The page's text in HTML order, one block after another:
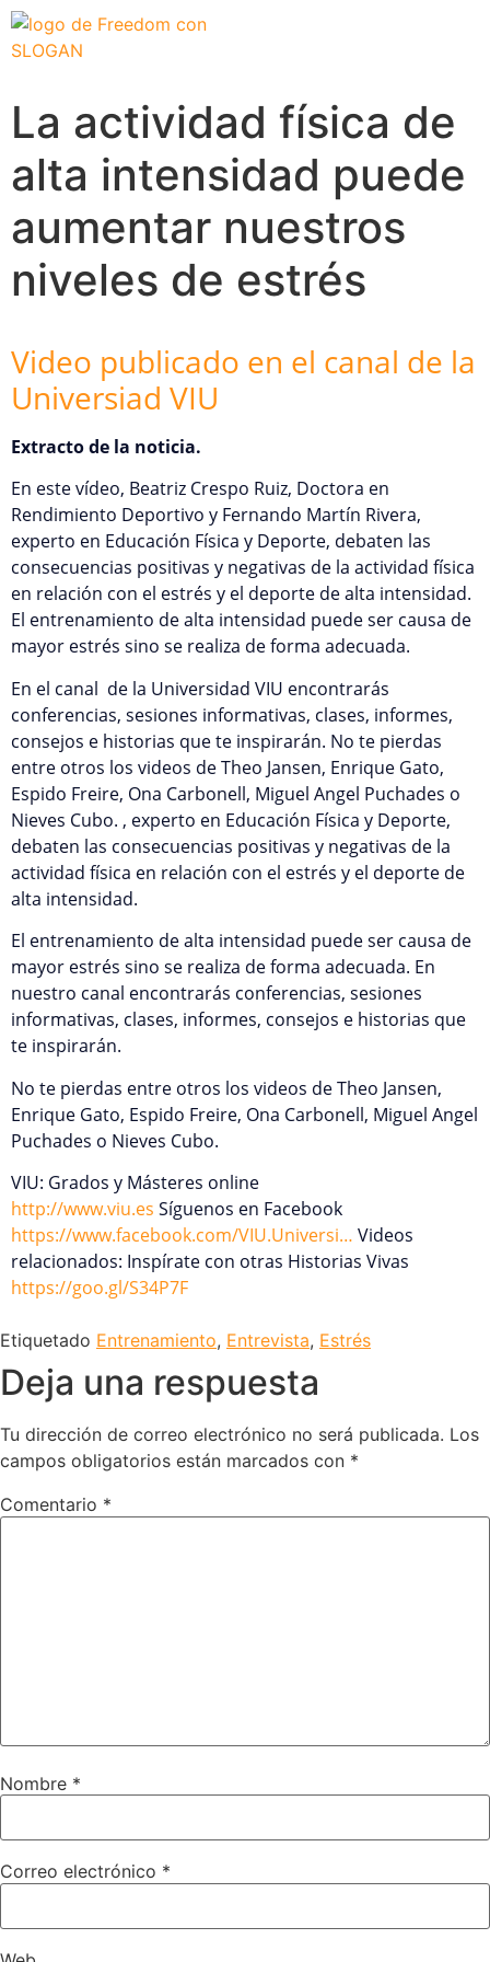
La actividad física de
alta intensidad puede
aumentar nuestros
niveles de estrés
Video publicado en el canal de la
Universiad VIU
Extracto de la noticia.
En este vídeo, Beatriz Crespo Ruiz, Doctora en
Rendimiento Deportivo y Fernando Martín Rivera,
experto en Educación Física y Deporte, debaten las
consecuencias positivas y negativas de la actividad física
en relación con el estrés y el deporte de alta intensidad.
El entrenamiento de alta intensidad puede ser causa de
mayor estrés sino se realiza de forma adecuada.
En el canal de la Universidad VIU encontrarás
conferencias, sesiones informativas, clases, informes,
consejos e historias que te inspirarán. No te pierdas
entre otros los videos de Theo Jansen, Enrique Gato,
Espido Freire, Ona Carbonell, Miguel Angel Puchades o
Nieves Cubo. , experto en Educación Física y Deporte,
debaten las consecuencias positivas y negativas de la
actividad física en relación con el estrés y el deporte de
alta intensidad.
El entrenamiento de alta intensidad puede ser causa de
mayor estrés sino se realiza de forma adecuada. En
nuestro canal encontrarás conferencias, sesiones
informativas, clases, informes, consejos e historias que
te inspirarán.
No te pierdas entre otros los videos de Theo Jansen,
Enrique Gato, Espido Freire, Ona Carbonell, Miguel Angel
Puchades o Nieves Cubo.
VIU: Grados y Másteres online
http://www.viu.es Síguenos en Facebook
https://www.facebook.com/VIU.Universi… Videos
relacionados: Inspírate con otras Historias Vivas
https://goo.gl/S34P7F
Etiquetado Entrenamiento, Entrevista, Estrés
Deja una respuesta
Tu dirección de correo electrónico no será publicada. Los
campos obligatorios están marcados con *
Comentario *
Nombre *
Correo electrónico *